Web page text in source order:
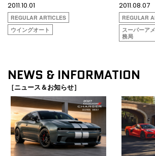
2011.10.01
REGULAR ARTICLES
ウイングオート
2011.08.07
REGULAR
スーパーア
務局
NEWS & INFORMATION
［ニュース＆お知らせ］